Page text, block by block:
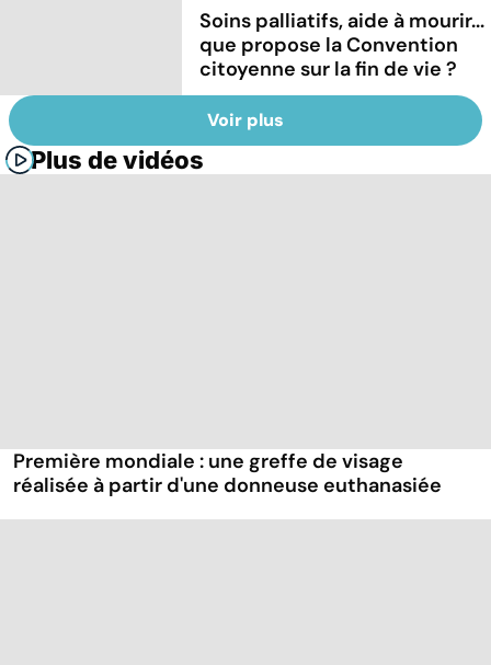
Soins palliatifs, aide à mourir...
que propose la Convention
citoyenne sur la fin de vie ?
Voir plus
Plus de vidéos
Première mondiale : une greffe de visage
réalisée à partir d'une donneuse euthanasiée